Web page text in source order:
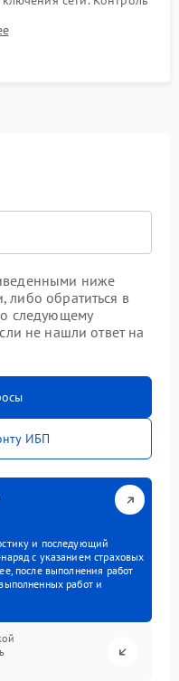
режима и
сигнала.
ниже
либо обратиться в
следующему
не нашли ответ на
ИБП
и последующий
с указанием страховых
после выполнения работ
работ и